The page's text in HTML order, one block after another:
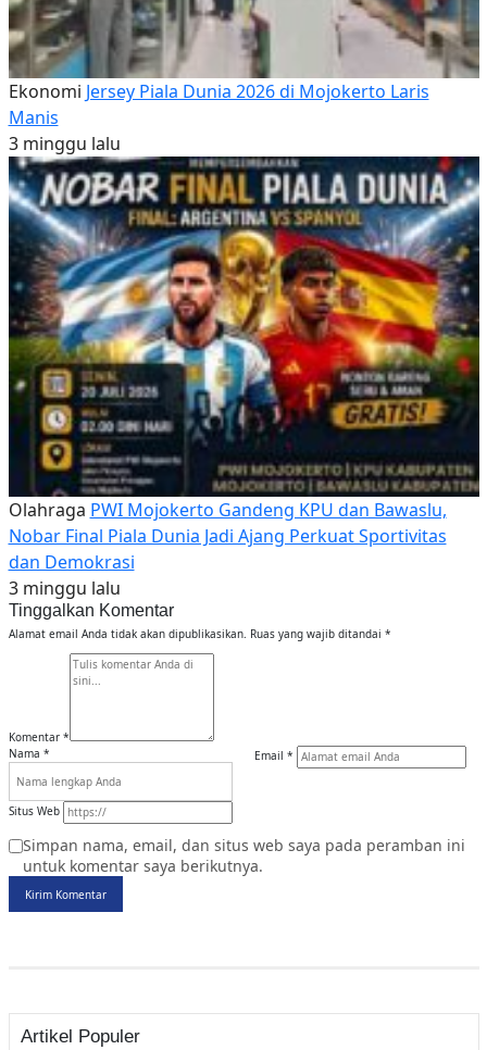
Ekonomi Jersey Piala Dunia 2026 di Mojokerto Laris
Manis
3 minggu lalu
Olahraga PWI Mojokerto Gandeng KPU dan Bawaslu,
Nobar Final Piala Dunia Jadi Ajang Perkuat Sportivitas
dan Demokrasi
3 minggu lalu
Tinggalkan Komentar
Alamat email Anda tidak akan dipublikasikan. Ruas yang wajib ditandai *
Komentar *
Nama * Email *
Situs Web
Simpan nama, email, dan situs web saya pada peramban ini
untuk komentar saya berikutnya.
Kirim Komentar
Artikel Populer